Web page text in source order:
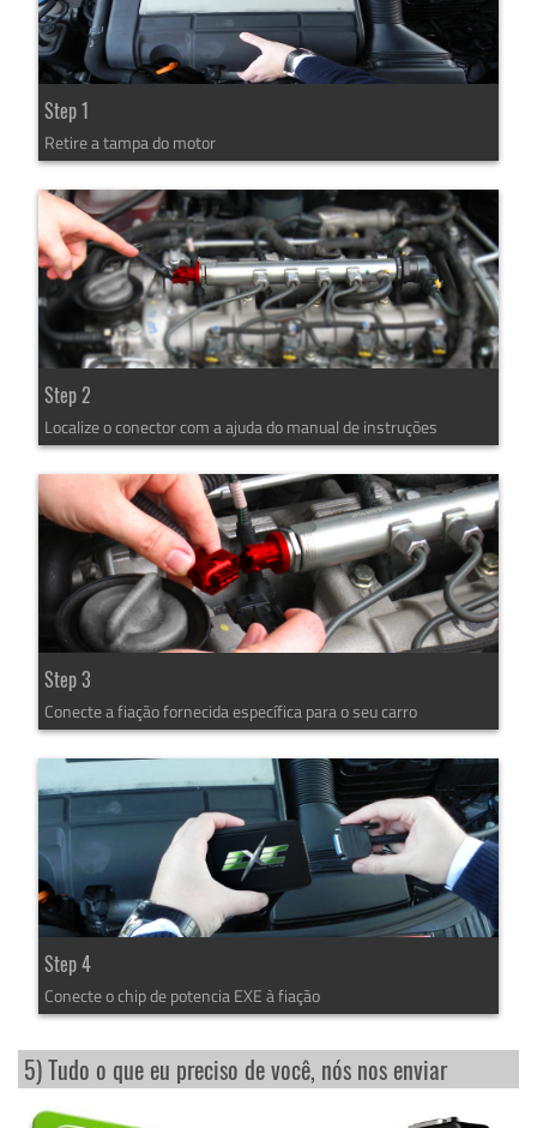
Step 1
Retire a tampa do motor
Step 2
Localize o conector com a ajuda do manual de instruções
Step 3
Conecte a fiação fornecida específica para o seu carro
Step 4
Conecte o chip de potencia EXE à fiação
5) Tudo o que eu preciso de você, nós nos enviar